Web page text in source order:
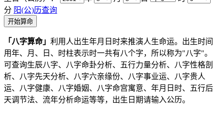
分 阳(公)历查询
开始算命
「八字算命」 利用人出生年月日时来推演人生命运。出生时间
用年、月、日、时柱表示时一共有八个字，所以称为"八字"。
可查询生辰八字、八字命卦分析、五行力量分析、八字性格剖
析、八字先天分析、八字六亲缘份、八字事业运、八字贵人
运、八字健康、八字婚姻、八字命宫寓意、年月日时、五行后
天调节法、流年分析命运等等，出生日期请输入公历。